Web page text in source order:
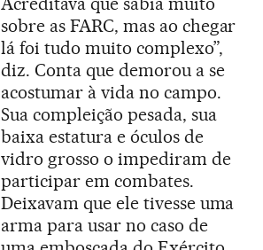
sobre as FARC, mas ao chegar
lá foi tudo muito complexo”,
diz. Conta que demorou a se
acostumar à vida no campo.
Sua compleição pesada, sua
baixa estatura e óculos de
vidro grosso o impediram de
participar em combates.
Deixavam que ele tivesse uma
arma para usar no caso de